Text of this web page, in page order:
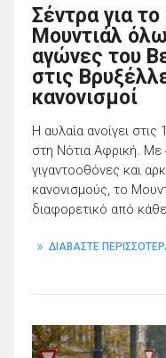
Σέντρα για
Μουντιάλ
αγώνες του
στις
κανονισμοί
Η αυλαία ανοίγει
στη Νότια Αφρική.
γιγαντοοθόνες και
κανονισμούς, το
διαφορετικό από
ΔΙΑΒΑΣΤΕ